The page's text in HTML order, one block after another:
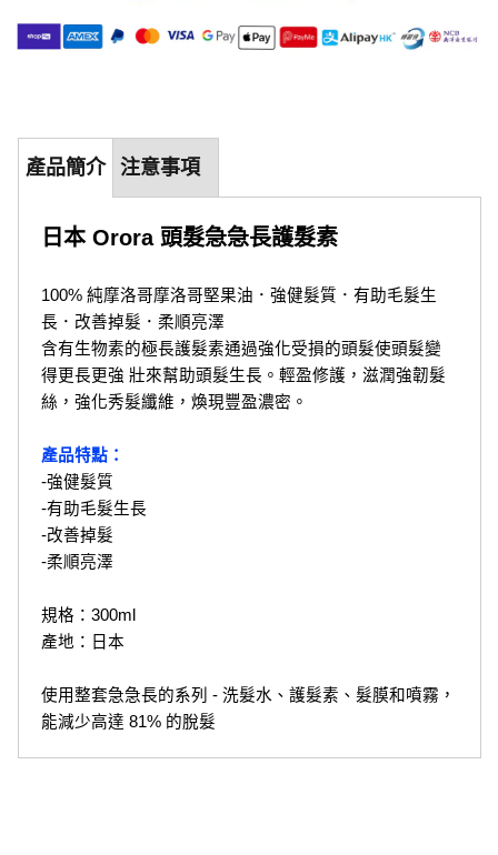
產品簡介 注意事項
日本 Orora 頭髮急急長護髮素
100% 純摩洛哥摩洛哥堅果油．強健髮質．有助毛髮生
長．改善掉髮．柔順亮澤
含有生物素的極長護髮素通過強化受損的頭髮使頭髮變
得更長更強 壯來幫助頭髮生長。輕盈修護，滋潤強韌髮
絲，強化秀髮纖維，煥現豐盈濃密。
產品特點：
-強健髮質
-有助毛髮生長
-改善掉髮
-柔順亮澤
規格：300ml
產地：日本
使用整套急急長的系列 - 洗髮水、護髮素、髮膜和噴霧，
能減少高達 81% 的脫髮